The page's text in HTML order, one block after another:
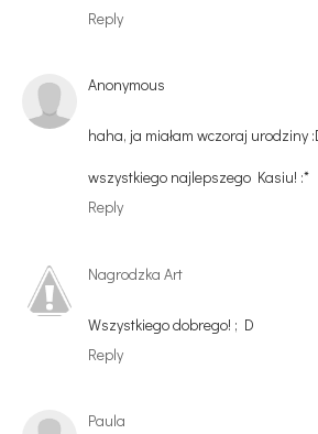
Reply
Anonymous
haha, ja miałam wczoraj urodziny
wszystkiego najlepszego Kasiu! :*
Reply
Nagrodzka Art
Wszystkiego dobrego! ; D
Reply
Paula